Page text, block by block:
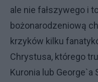
ale nie fałszywego i
bożonarodzeniową
krzyków kilku
Chrystusa, którego
Kuronia lub